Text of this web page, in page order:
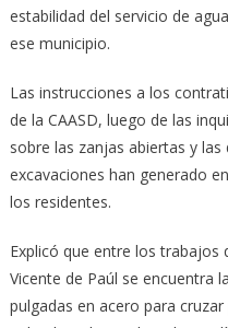
estabilidad del servicio de
ese municipio.
Las instrucciones a los
de la CAASD, luego de las
sobre las zanjas abiertas y
excavaciones han generado
los residentes.
Explicó que entre los trabajos
Vicente de Paúl se encuentra
pulgadas en acero para